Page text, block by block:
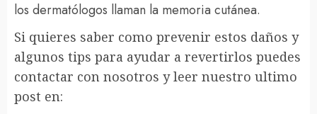
los dermatólogos llaman la memoria cutánea.
Si quieres saber como prevenir estos daños y
algunos tips para ayudar a revertirlos puedes
contactar con nosotros y leer nuestro ultimo
post en: